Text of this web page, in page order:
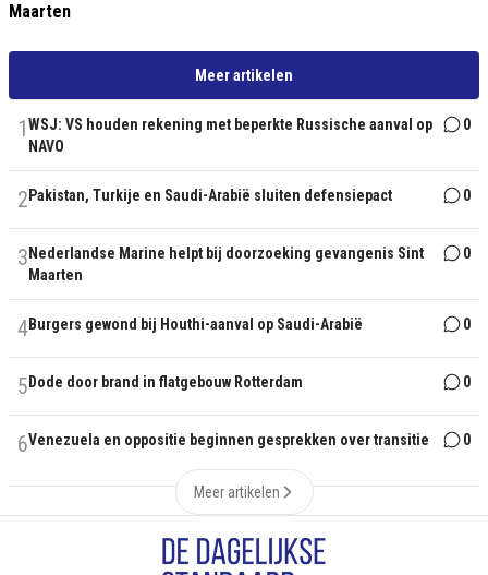
Maarten
Meer artikelen
1WSJ: VS houden rekening met beperkte Russische aanval op
NAVO
0
2 Pakistan, Turkije en Saudi-Arabië sluiten defensiepact 0
3 Nederlandse Marine helpt bij doorzoeking gevangenis Sint
Maarten
0
4Burgers gewond bij Houthi-aanval op Saudi-Arabië 0
5 Dode door brand in flatgebouw Rotterdam 0
6Venezuela en oppositie beginnen gesprekken over transitie 0
Meer artikelen